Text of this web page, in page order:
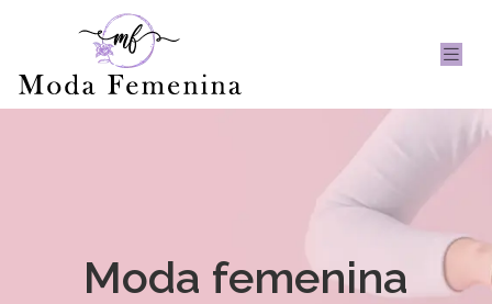
Moda femenina